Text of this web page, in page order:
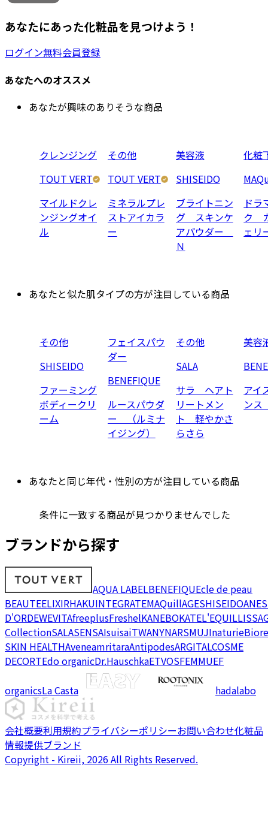
あなたにあった化粧品を見つけよう！
ログイン無料会員登録
あなたへのオススメ
あなたが興味のありそうな商品
クレンジング
TOUT VERT
マイルドクレ
ンジングオイ
ル
その他
TOUT VERT
ミネラルプレ
ストアイカラ
ー
美容液
SHISEIDO
ブライトニン
グ スキンケ
アパウダー
Ｎ
化粧
ドラ
ク
ェ
あなたと似た肌タイプの方が注目している商品
その他
SHISEIDO
ファーミング
ボディークリ
ーム
フェイスパウ
ダー
BENEFIQUE
ルースパウダ
ー （ルミナ
イジング）
その他
SALA
サラ ヘアト
リートメン
ト 軽やかさ
らさら
美容
アイ
ン
あなたと同じ年代・性別の方が注目している商品
条件に一致する商品が見つかりませんでした
ブランドから探す
AQUA LABELBENEFIQUEcle de peau
BEAUTEELIXIRHAKUINTEGRATEMAQuillAGESHISEIDO
D'ORDEWEVITAfreeplusFreshelKANEBOKATEL'EQUIL
CollectionSALASENSAIsuisaiTWANYNARSMUJInaturieBiore
SKIN HEALTHAveneamritaraAntipodesARGITALCOSME
DECORTEdo organicDr.HauschkaETVOSFEMMUEF
organicsLa Casta hadalabo
会社概要利用規約プライバシーポリシーお問い合わせ化粧品
情報提供ブランド
Copyright - Kireii, 2026 All Rights Reserved.